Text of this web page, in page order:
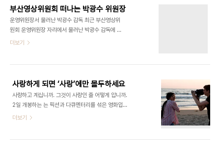
유명하죠. 로버트 드니로가 젊은 시절의 비토 콜레오
네 역을, 알 파치노는 그의 아들인 마이클 콜레오네
역을 맡았습니다. 온가족이 시실리 지역 마피아에게
살해당한 뒤 혈혈단신 미국으로 건너온 9살 소년 비
토의 모습에서 영화가 시작합니다. 그러나 어디에나
땅에 살아가는 이탈리아 이민자 사이에도 마피아가
을 ..
부산영상위원회 떠나는 박광수 위원장
운영위원장서 물러난 박광수 감독 최근 부산영상위
원회 운영위원장 자리에서 물러난 박광수 감독에 대
한 지역 언론의 반응은 그의 동상이라도 세워주겠다
부집행위원장으로 영화행정에 발을 내디딘 뒤 99년
부산영상위 출범과 함께 초대 위원장이 됐다. 부산영
상위의 주요기능은 촬영지원 및 영화산업 육성이다.
부산영상위 출범 이후 지금까지 총 269편의 한국 장
편영화가 부산에서 촬영됐다. 매년 한국영화의
독 부산 사람이 많이 나오거나 부산이 촬영 배경으로
더보기
사랑하게 되면 ‘사랑’에만 몰두하세요
사랑하고 계십니까. 그것이 사랑인 줄 어떻게 압니까.
2일 개봉하는 는 픽션과 다큐멘터리를 섞은 영화입
니다. 코미디언이자 가수인 샬린 이와 배우 마이클 세
더보기